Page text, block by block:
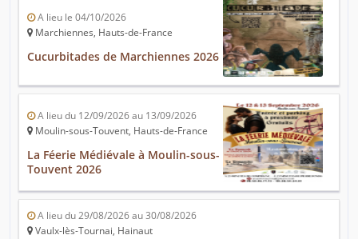
A lieu le 04/10/2026
Marchiennes, Hauts-de-France
Cucurbitades de Marchiennes 2026
A lieu du 12/09/2026 au 13/09/2026
Moulin-sous-Touvent, Hauts-de-France
La Féerie Médiévale à Moulin-sous-
Touvent 2026
A lieu du 29/08/2026 au 30/08/2026
Vaulx-lès-Tournai, Hainaut